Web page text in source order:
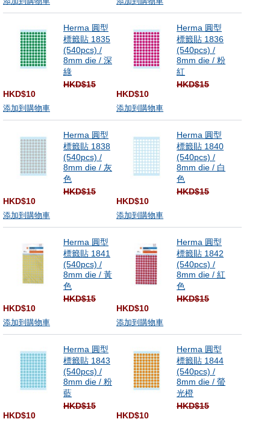
Herma 圓型
標籤貼 1835
(540pcs) /
8mm die / 深
綠
HKD$15
HKD$10
添加到購物車
Herma 圓型
標籤貼 1836
(540pcs) /
8mm die / 粉
紅
HKD$15
HKD$10
添加到購物車
Herma 圓型
標籤貼 1838
(540pcs) /
8mm die / 灰
色
HKD$15
HKD$10
添加到購物車
Herma 圓型
標籤貼 1840
(540pcs) /
8mm die / 白
色
HKD$15
HKD$10
添加到購物車
Herma 圓型
標籤貼 1841
(540pcs) /
8mm die / 黃
色
HKD$15
HKD$10
添加到購物車
Herma 圓型
標籤貼 1842
(540pcs) /
8mm die / 紅
色
HKD$15
HKD$10
添加到購物車
Herma 圓型
標籤貼 1843
(540pcs) /
8mm die / 粉
藍
HKD$15
HKD$10
Herma 圓型
標籤貼 1844
(540pcs) /
8mm die / 螢
光橙
HKD$15
HKD$10